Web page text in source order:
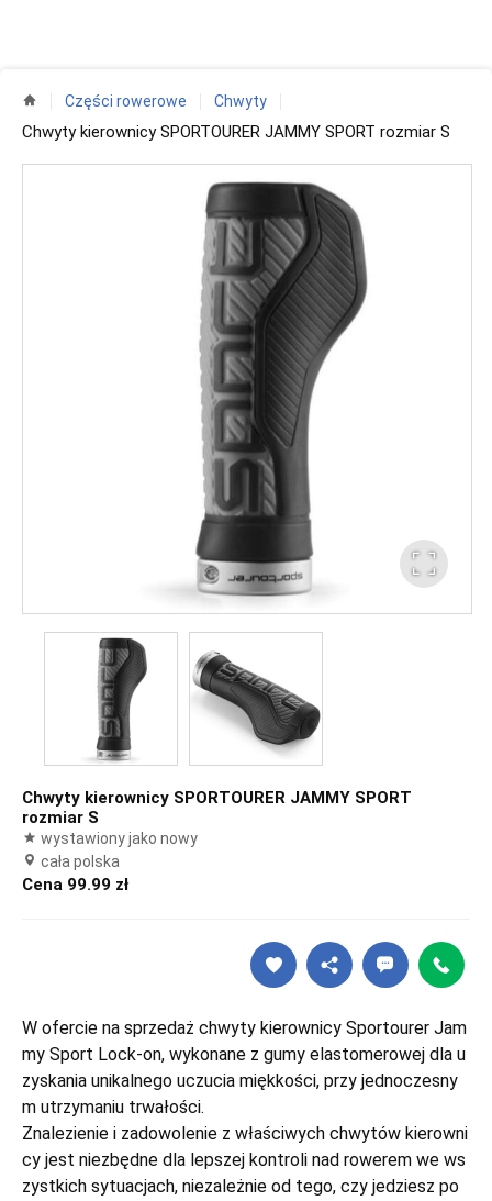
Części rowerowe Chwyty
Chwyty kierownicy SPORTOURER JAMMY SPORT rozmiar S
Chwyty kierownicy SPORTOURER JAMMY SPORT
rozmiar S
wystawiony jako nowy
cała polska
Cena 99.99 zł
W ofercie na sprzedaż chwyty kierownicy Sportourer Jam
my Sport Lock-on, wykonane z gumy elastomerowej dla u
zyskania unikalnego uczucia miękkości, przy jednoczesny
m utrzymaniu trwałości.
Znalezienie i zadowolenie z właściwych chwytów kierowni
cy jest niezbędne dla lepszej kontroli nad rowerem we ws
zystkich sytuacjach, niezależnie od tego, czy jedziesz po